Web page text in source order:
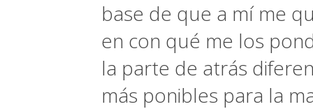
base de que a mí me
en con qué me los
la parte de atrás
más ponibles para la